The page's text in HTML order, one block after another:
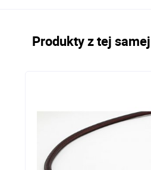
Produkty z tej